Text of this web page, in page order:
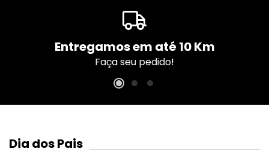
Entregamos em até 10 Km
Faça seu pedido!
Dia dos Pais